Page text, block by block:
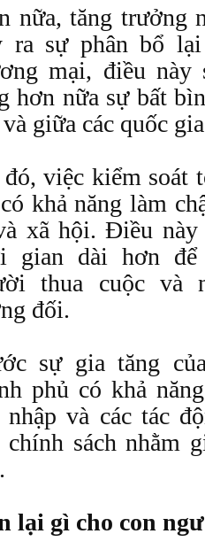
nữa, tăng trưởng
ra sự phân bổ
mại, điều
hơn nữa sự bất
giữa các quốc
việc kiểm soát
khả năng làm
xã hội. Điều này
gian dài hơn để
thua cuộc và
đối.
sự gia tăng
phủ có khả
nhập và các tác
chính sách nhằm
lại gì cho con